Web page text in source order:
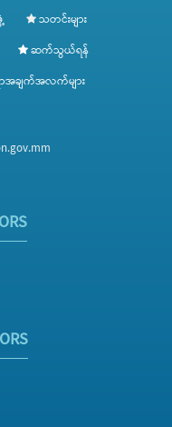
သတင်းများ
ဆက်သွယ်ရန်
ချက်အလက်များ